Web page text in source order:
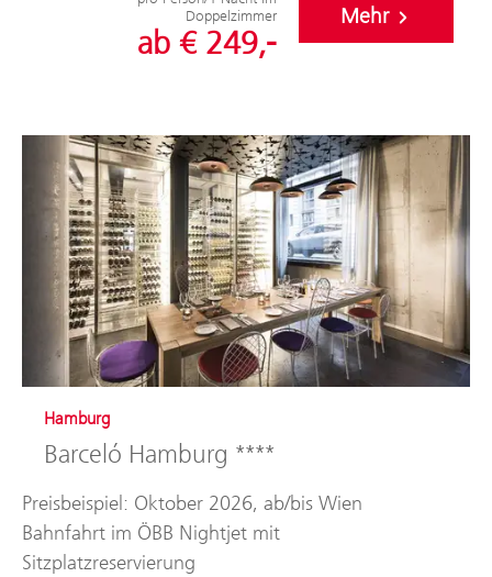
Doppelzimmer
ab € 249,-
Mehr
Hamburg
Barceló Hamburg ****
Preisbeispiel: Oktober 2026, ab/bis Wien
Bahnfahrt im ÖBB Nightjet mit
Sitzplatzreservierung